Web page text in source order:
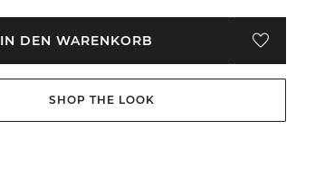
IN DEN WARENKORB
SHOP THE LOOK